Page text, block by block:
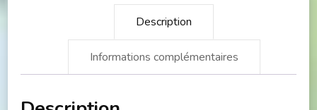
Description
Informations complémentaires